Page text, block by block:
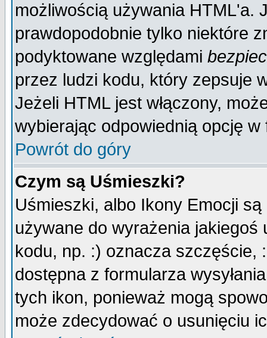
możliwością używania HTML'a.
prawdopodobnie tylko niektóre
podyktowane względami
przez ludzi kodu, który zepsuje
Jeżeli HTML jest włączony,
wybierając odpowiednią opcję w
Powrót do góry
Czym są Uśmieszki?
Uśmieszki, albo Ikony Emocji
używane do wyrażenia
kodu, np. :) oznacza szczęście,
dostępna z formularza
tych ikon, ponieważ mogą
może zdecydować o usunięciu